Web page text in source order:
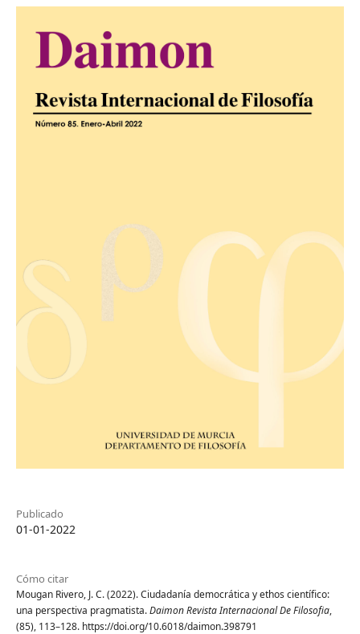
Publicado
01-01-2022
Cómo citar
Mougan Rivero, J. C. (2022). Ciudadanía democrática y ethos científico:
una perspectiva pragmatista.Daimon Revista Internacional De Filosofia,
(85), 113–128. https://doi.org/10.6018/daimon.398791